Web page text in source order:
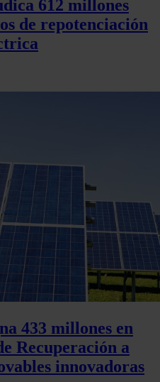
612 millones
de repotenciación
433 millones en
Recuperación a
innovadoras